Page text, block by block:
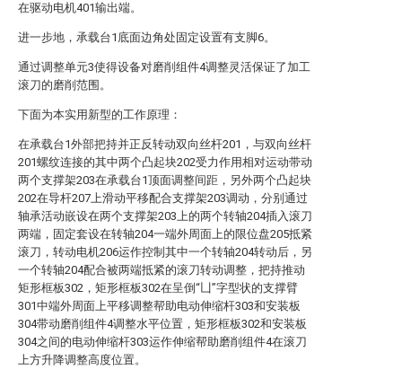
在驱动电机401输出端。
进一步地，承载台1底面边角处固定设置有支脚6。
通过调整单元3使得设备对磨削组件4调整灵活保证了加工
滚刀的磨削范围。
下面为本实用新型的工作原理：
在承载台1外部把持并正反转动双向丝杆201，与双向丝杆
201螺纹连接的其中两个凸起块202受力作用相对运动带动
两个支撑架203在承载台1顶面调整间距，另外两个凸起块
202在导杆207上滑动平移配合支撑架203调动，分别通过
轴承活动嵌设在两个支撑架203上的两个转轴204插入滚刀
两端，固定套设在转轴204一端外周面上的限位盘205抵紧
滚刀，转动电机206运作控制其中一个转轴204转动后，另
一个转轴204配合被两端抵紧的滚刀转动调整，把持推动
矩形框板302，矩形框板302在呈倒“凵”字型状的支撑臂
301中端外周面上平移调整帮助电动伸缩杆303和安装板
304带动磨削组件4调整水平位置，矩形框板302和安装板
304之间的电动伸缩杆303运作伸缩帮助磨削组件4在滚刀
上方升降调整高度位置。